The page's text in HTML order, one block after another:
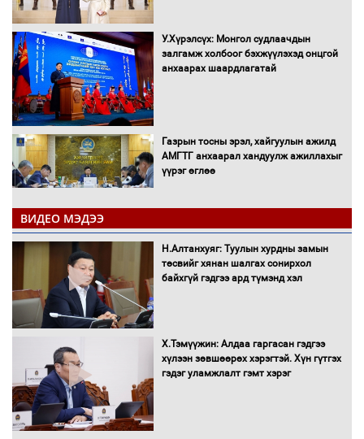
У.Хүрэлсүх: Монгол судлаачдын
залгамж холбоог бэхжүүлэхэд онцгой
анхаарах шаардлагатай
Газрын тосны эрэл, хайгуулын ажилд
АМГТГ анхаарал хандуулж ажиллахыг
үүрэг өглөө
Н.Номтойбаяр: Орон нутаг хөгжихөд
чөдөр болж буй хууль, эрхзүйн орчныг
шинэчилнэ
чиглэлийн төмөр замыг ашиглалтад
оруулахаар бэлтгэж байна
ВИДЕО МЭДЭЭ
Н.Алтанхуяг: Туулын хурдны замын
төсвийг хянан шалгах сонирхол
байхгүй гэдгээ ард түмэнд хэл
Х.Тэмүүжин: Алдаа гаргасан гэдгээ
хүлээн зөвшөөрөх хэрэгтэй. Хүн гүтгэх
гэдэг уламжлалт гэмт хэрэг